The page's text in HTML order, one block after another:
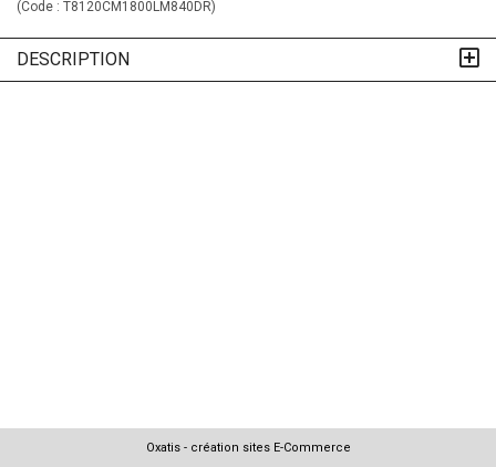
(Code : T8120CM1800LM840DR)
DESCRIPTION
Oxatis - création sites E-Commerce